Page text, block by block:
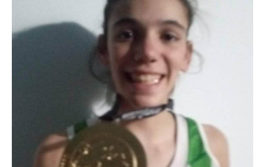
Escalas desde 1969
Acuerdos y homolog.
Impresión boletas
Ultima Escala Salarial